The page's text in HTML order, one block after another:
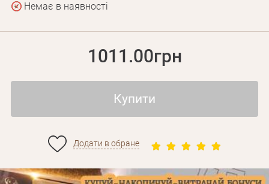
Немає в наявності
1011.00грн
Купити
Додати в обране
Особисті дані